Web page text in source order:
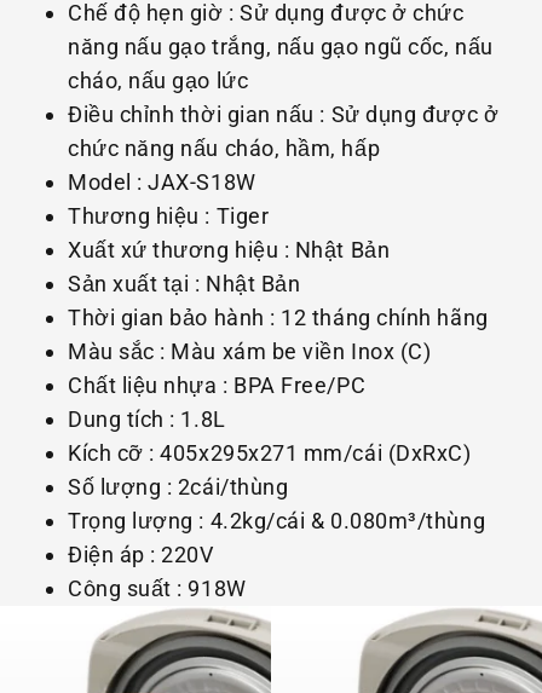
Chế độ hẹn giờ : Sử dụng được ở chức
năng nấu gạo trắng, nấu gạo ngũ cốc, nấu
cháo, nấu gạo lức
Điều chỉnh thời gian nấu : Sử dụng được ở
chức năng nấu cháo, hầm, hấp
Model : JAX-S18W
Thương hiệu : Tiger
Xuất xứ thương hiệu : Nhật Bản
Sản xuất tại : Nhật Bản
Thời gian bảo hành : 12 tháng chính hãng
Màu sắc : Màu xám be viền Inox (C)
Chất liệu nhựa : BPA Free/PC
Dung tích : 1.8L
Kích cỡ : 405x295x271 mm/cái (DxRxC)
Số lượng : 2cái/thùng
Trọng lượng : 4.2kg/cái & 0.080m³/thùng
Điện áp : 220V
Công suất : 918W